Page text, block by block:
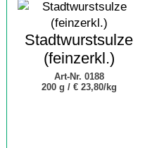
Stadtwurstsulze
(feinzerkl.)
Art-Nr. 0188
200 g / € 23,80/kg